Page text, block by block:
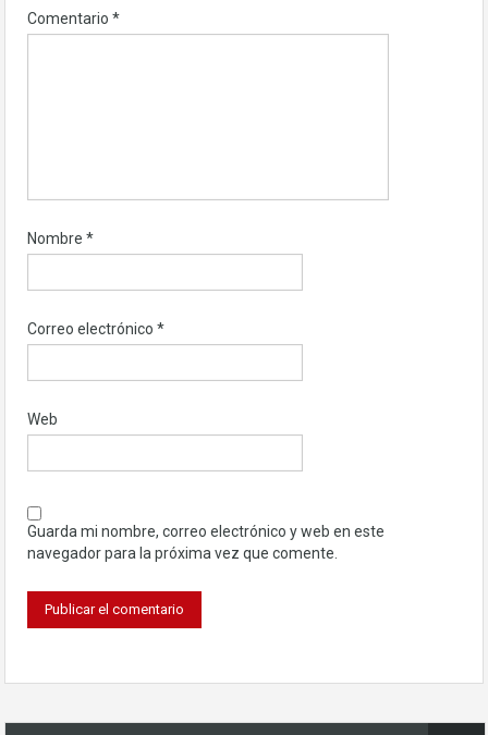
Comentario *
Nombre *
Correo electrónico *
Web
Guarda mi nombre, correo electrónico y web en este
navegador para la próxima vez que comente.